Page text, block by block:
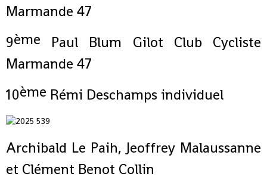
Marmande 47
9ème Paul Blum Gilot Club Cycliste
Marmande 47
10ème Rémi Deschamps individuel
Archibald Le Paih, Jeoffrey Malaussanne
et Clément Benot Collin